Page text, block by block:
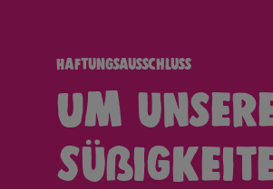
Haftungsausschluss
Um